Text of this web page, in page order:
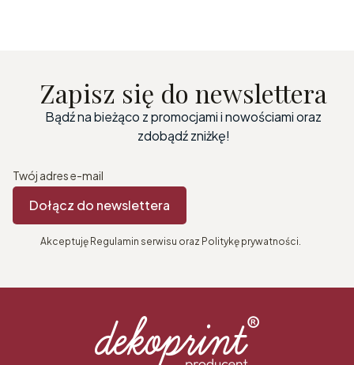
Zapisz się do newslettera
Bądź na bieżąco z promocjami i nowościami oraz
zdobądź zniżkę!
Twój adres e-mail
Dołącz do newslettera
Akceptuję Regulamin serwisu oraz Politykę prywatności.